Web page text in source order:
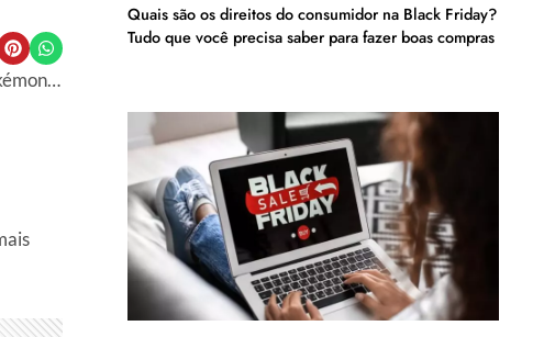
Quais são os direitos do consumidor na Black Friday?
Tudo que você precisa saber para fazer boas compras